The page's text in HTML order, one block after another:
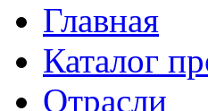
Главная
Каталог
Отрасли